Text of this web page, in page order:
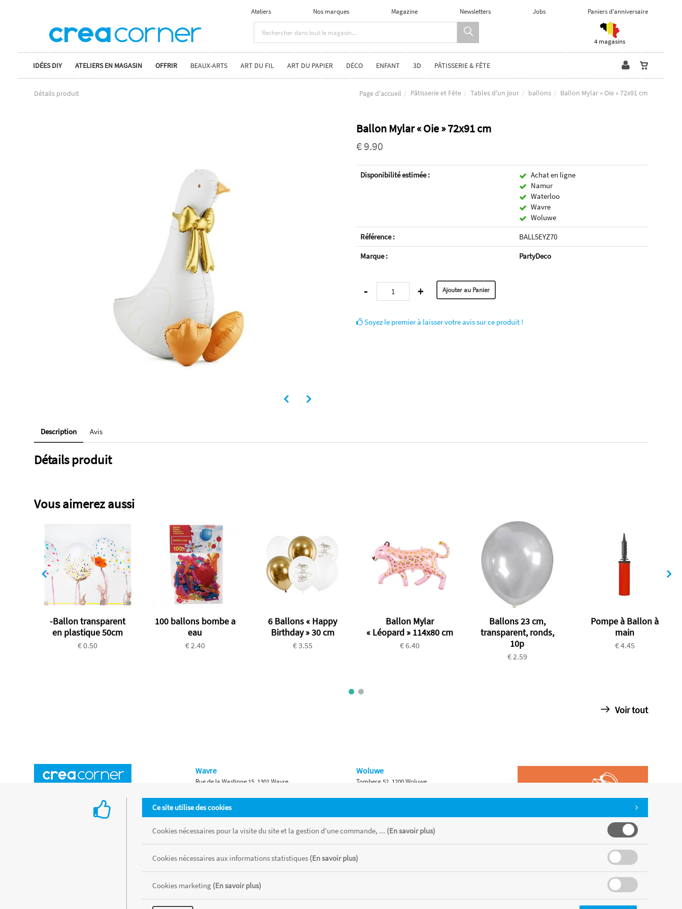
Ateliers Nos marques Magazine Newsletters Jobs Paniers d'anniversaire
4 magasins
IDÉES DIY ATELIERS EN MAGASIN OFFRIR BEAUX-ARTS ART DU FIL ART DU PAPIER DÉCO ENFANT 3D PÂTISSERIE & FÊTE
Détails produit Page d'accueil Pâtisserie et Fête Tables d'un jour ballons Ballon Mylar « Oie » 72x91 cm
Ballon Mylar « Oie » 72x91 cm
€ 9.90
Disponibilité estimée :
Achat en ligne
Namur
Waterloo
Wavre
Woluwe
Référence :
BALL5EYZ70
Marque :
PartyDeco
- +
Soyez le premier à laisser votre avis sur ce produit !
Description Avis
Détails produit
Vous aimerez aussi
-Ballon transparent
en plastique 50cm
€ 0.50
100 ballons bombe a
eau
€ 2.40
6 Ballons « Happy
Birthday » 30 cm
€ 3.55
Ballon Mylar
« Léopard » 114x80 cm
€ 6.40
Ballons 23 cm,
transparent, ronds,
10p
€ 2.59
Pompe à Ballon à
main
€ 4.45
Voir tout
Ce site utilise des cookies
Cookies nécessaires pour la visite du site et la gestion d'une commande, ... (En savoir plus)
Cookies nécessaires aux informations statistiques (En savoir plus)
Cookies marketing (En savoir plus)
Wavre
Rue de la Wastinne 15, 1301 Wavre
Waterloo
Chaussée de Bruxelles 315, 1410 Waterloo
Woluwe
Tomberg 52, 1200 Woluwe
Namur
Tous les produits sont vendus dans la limite des stocks disponibles de chaque magasin, toutes taxes comprises.